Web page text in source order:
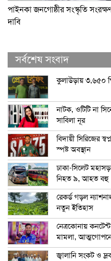
পাইনকা জনগোষ্ঠীর সংস্কৃতি
দাবি
সর্বশেষ সংবাদ
কুলাউড়ায় ৩,৬৫০
নাটক, ওটিটি না
সাবিলা নূর
বিদায়ী সিরিজের
স্পষ্ট অবস্থান
ঢাকা-সিলেট
নিহত ৯, আহত বহু
রেকর্ড গড়ল
নতুন ইতিহাস
নেত্রকোনায় কনটেন্ট
মামলা,
জ্বালানি সংকট ও